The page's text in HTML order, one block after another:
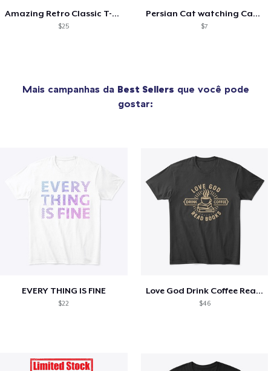
Amazing Retro Classic T-Shirt
$25
Persian Cat watching Cats TV
$7
Mais campanhas da Best Sellers que você pode
gostar:
EVERY THING IS FINE
$22
Love God Drink Coffee Read Books
$46